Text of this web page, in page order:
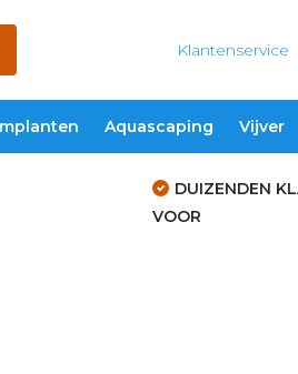
Klantenservice
Aquascaping Vijver
DUIZENDEN
VOOR